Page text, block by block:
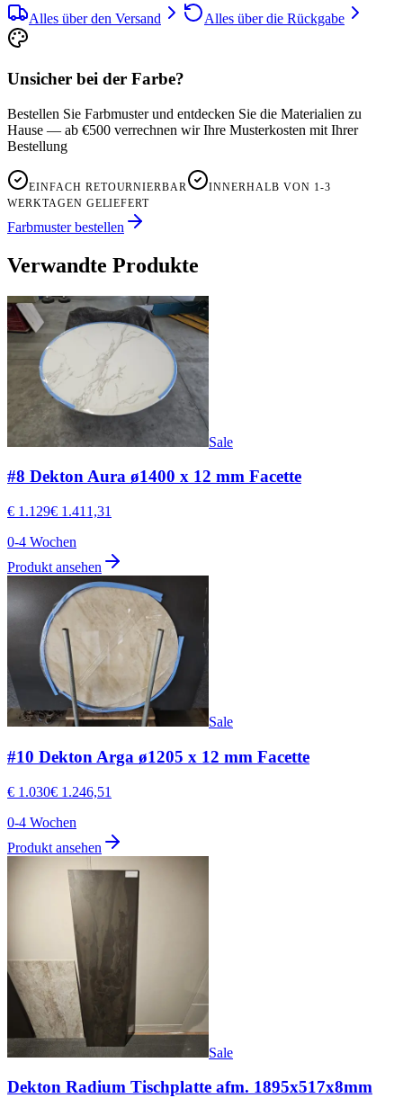
Alles über den Versand Alles über die Rückgabe
Unsicher bei der Farbe?
Bestellen Sie Farbmuster und entdecken Sie die Materialien zu
Hause — ab €500 verrechnen wir Ihre Musterkosten mit Ihrer
Bestellung
EINFACH RETOURNIERBAR
INNERHALB VON 1-3
WERKTAGEN GELIEFERT
Farbmuster bestellen
Verwandte Produkte
Sale
#8 Dekton Aura ø1400 x 12 mm Facette
€ 1.129€ 1.411,31
0-4 Wochen
Produkt ansehen
Sale
#10 Dekton Arga ø1205 x 12 mm Facette
€ 1.030€ 1.246,51
0-4 Wochen
Produkt ansehen
Sale
Dekton Radium Tischplatte afm. 1895x517x8mm